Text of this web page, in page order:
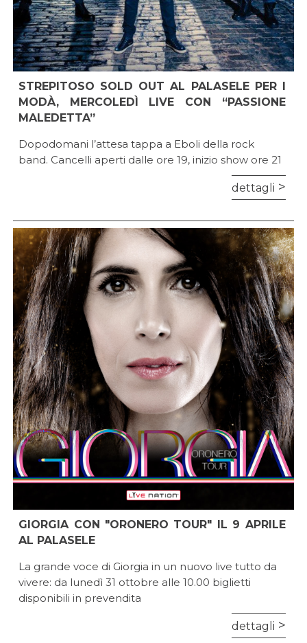
STREPITOSO SOLD OUT AL PALASELE PER I
MODÀ, MERCOLEDÌ LIVE CON “PASSIONE
MALEDETTA”
Dopodomani l’attesa tappa a Eboli della rock
band. Cancelli aperti dalle ore 19, inizio show ore 21
dettagli
GIORGIA CON "ORONERO TOUR" IL 9 APRILE
AL PALASELE
La grande voce di Giorgia in un nuovo live tutto da
vivere: da lunedì 31 ottobre alle 10.00 biglietti
disponibili in prevendita
dettagli